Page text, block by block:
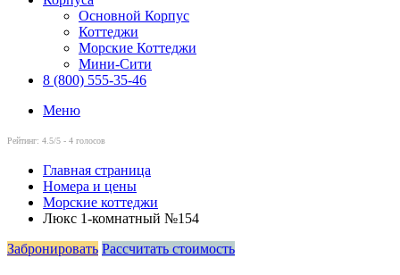
Основной Корпус
Коттеджи
Морские Коттеджи
Мини-Сити
8 (800) 555-35-46
Меню
Рейтинг: 4.5/5 - 4 голосов
Главная страница
Номера и цены
Морские коттеджи
Люкс 1-комнатный №154
Забронировать Рассчитать стоимость